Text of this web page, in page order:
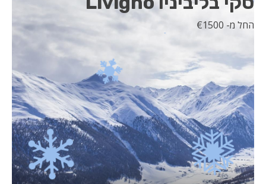
החל מ- 1500 €